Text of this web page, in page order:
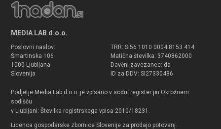
MEDIA LAB d.o.o.
Poslovni naslov:
Šmartinska 106
1000 Ljubljana
Slovenija
TRR: SI56 1010 0004 8153 414
Matična številka: 3740862000
Davčni zavezanec: da
ID za DDV: SI27330486
Podjetje Media Lab d.o.o. je vpisano v sodni register pri Okrožnem
sodišču
v Ljubljani: Številka registrskega vpisa 2010/18231.
Licenca gospodarske zbornice Slovenije za prodajo potovanj.